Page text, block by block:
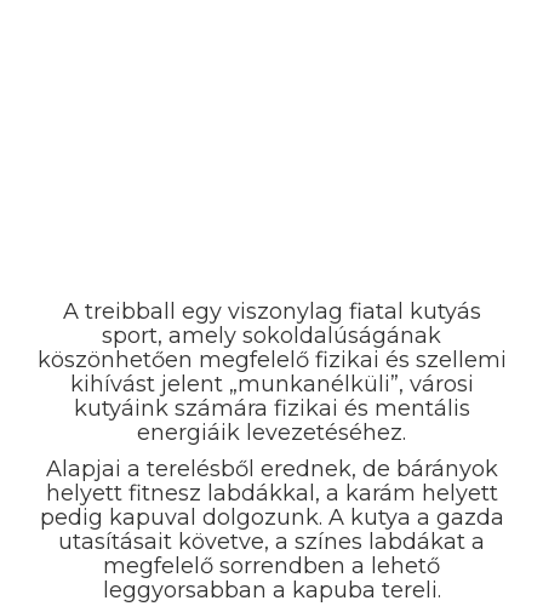
A treibball egy viszonylag fiatal kutyás
sport, amely sokoldalúságának
köszönhetően megfelelő fizikai és szellemi
kihívást jelent „munkanélküli”, városi
kutyáink számára fizikai és mentális
energiáik levezetéséhez.
Alapjai a terelésből erednek, de bárányok
helyett fitnesz labdákkal, a karám helyett
pedig kapuval dolgozunk. A kutya a gazda
utasításait követve, a színes labdákat a
megfelelő sorrendben a lehető
leggyorsabban a kapuba tereli.